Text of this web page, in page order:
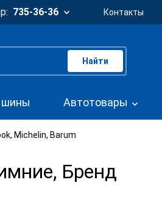
735-36-36 Контакты
Найти
шины Автотовары
Michelin, Barum
Бренд